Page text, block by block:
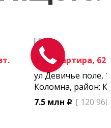
3-к. квартира, 62
ул Девичье поле,
Коломна, район:
7.5 млн p [ 120 968